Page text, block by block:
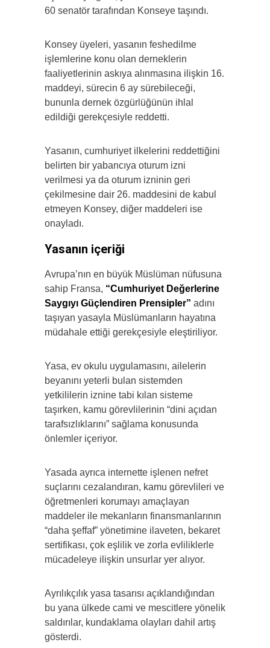
60 senatör tarafından Konseye taşındı.
Konsey üyeleri, yasanın feshedilme
işlemlerine konu olan derneklerin
faaliyetlerinin askıya alınmasına ilişkin 16.
maddeyi, sürecin 6 ay sürebileceği,
bununla dernek özgürlüğünün ihlal
edildiği gerekçesiyle reddetti.
Yasanın, cumhuriyet ilkelerini reddettiğini
belirten bir yabancıya oturum izni
verilmesi ya da oturum izninin geri
çekilmesine dair 26. maddesini de kabul
etmeyen Konsey, diğer maddeleri ise
onayladı.
Yasanın içeriği
Avrupa’nın en büyük Müslüman nüfusuna
sahip Fransa, “Cumhuriyet Değerlerine
Saygıyı Güçlendiren Prensipler” adını
taşıyan yasayla Müslümanların hayatına
müdahale ettiği gerekçesiyle eleştiriliyor.
Yasa, ev okulu uygulamasını, ailelerin
beyanını yeterli bulan sistemden
yetkililerin iznine tabi kılan sisteme
taşırken, kamu görevlilerinin “dini açıdan
tarafsızlıklarını” sağlama konusunda
önlemler içeriyor.
Yasada ayrıca internette işlenen nefret
suçlarını cezalandıran, kamu görevlileri ve
öğretmenleri korumayı amaçlayan
maddeler ile mekanların finansmanlarının
“daha şeffaf” yönetimine ilaveten, bekaret
sertifikası, çok eşlilik ve zorla evliliklerle
mücadeleye ilişkin unsurlar yer alıyor.
Ayrılıkçılık yasa tasarısı açıklandığından
bu yana ülkede cami ve mescitlere yönelik
saldırılar, kundaklama olayları dahil artış
gösterdi.